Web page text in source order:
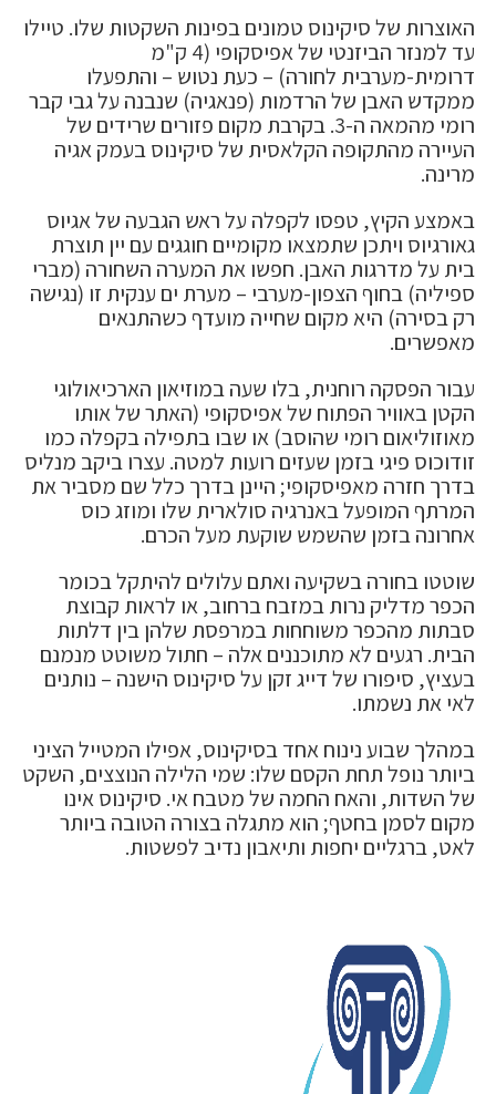
האוצרות של סיקינוס טמונים בפינות השקטות שלו. טיילו
עד למנזר הביזנטי של אפיסקופי (4 ק"מ
דרומית-מערבית לחורה) – כעת נטוש – והתפעלו
ממקדש האבן של הרדמות (פנאגיה) שנבנה על גבי קבר
רומי מהמאה ה-3. בקרבת מקום פזורים שרידים של
העיירה מהתקופה הקלאסית של סיקינוס בעמק אגיה
מרינה.
באמצע הקיץ, טפסו לקפלה על ראש הגבעה של אגיוס
גאורגיוס ויתכן שתמצאו מקומיים חוגגים עם יין תוצרת
בית על מדרגות האבן. חפשו את המערה השחורה (מברי
ספיליה) בחוף הצפון-מערבי – מערת ים ענקית זו (נגישה
רק בסירה) היא מקום שחייה מועדף כשהתנאים
מאפשרים.
עבור הפסקה רוחנית, בלו שעה במוזיאון הארכיאולוגי
הקטן באוויר הפתוח של אפיסקופי (האתר של אותו
מאוזוליאום רומי שהוסב) או שבו בתפילה בקפלה כמו
זודוכוס פיגי בזמן שעזים רועות למטה. עצרו ביקב מנליס
בדרך חזרה מאפיסקופי; היינן בדרך כלל שם מסביר את
המרתף המופעל באנרגיה סולארית שלו ומוזג כוס
אחרונה בזמן שהשמש שוקעת מעל הכרם.
שוטטו בחורה בשקיעה ואתם עלולים להיתקל בכומר
הכפר מדליק נרות במזבח ברחוב, או לראות קבוצת
סבתות מהכפר משוחחות במרפסת שלהן בין דלתות
הבית. רגעים לא מתוכננים אלה – חתול משוטט מנמנם
בעציץ, סיפורו של דייג זקן על סיקינוס הישנה – נותנים
לאי את נשמתו.
במהלך שבוע נינוח אחד בסיקינוס, אפילו המטייל הציני
ביותר נופל תחת הקסם שלו: שמי הלילה הנוצצים, השקט
של השדות, והאח החמה של מטבח אי. סיקינוס אינו
מקום לסמן בחטף; הוא מתגלה בצורה הטובה ביותר
לאט, ברגליים יחפות ותיאבון נדיב לפשטות.